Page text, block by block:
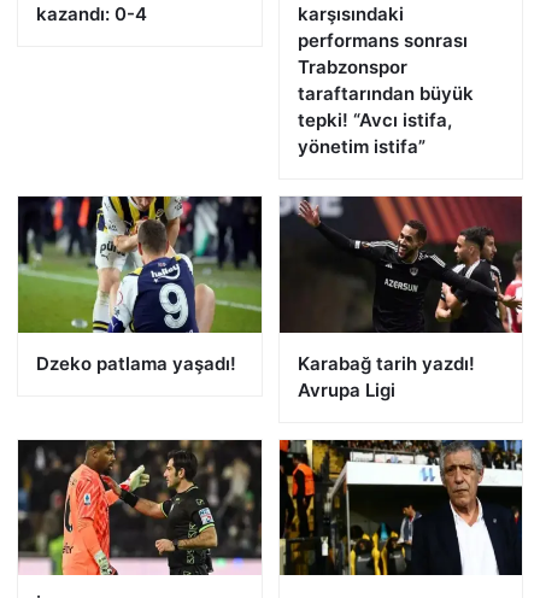
kazandı: 0-4
karşısındaki
performans sonrası
Trabzonspor
taraftarından büyük
tepki! “Avcı istifa,
yönetim istifa”
Dzeko patlama yaşadı!
Karabağ tarih yazdı!
Avrupa Ligi